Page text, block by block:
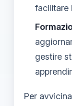
facilitare
gestire
Per